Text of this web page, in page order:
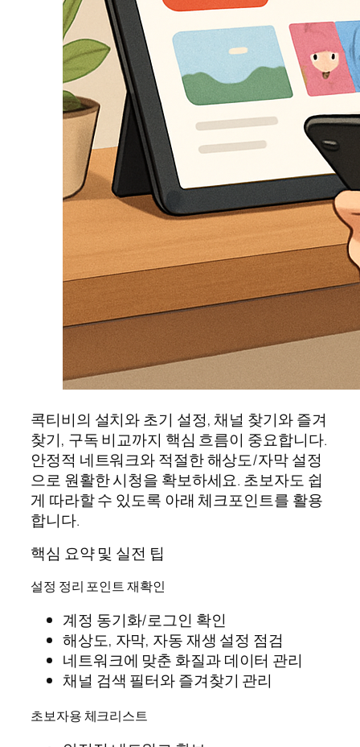
콕티비의 설치와 초기 설정, 채널 찾기와 즐겨
찾기, 구독 비교까지 핵심 흐름이 중요합니다.
안정적 네트워크와 적절한 해상도/자막 설정
으로 원활한 시청을 확보하세요. 초보자도 쉽
게 따라할 수 있도록 아래 체크포인트를 활용
합니다.
핵심 요약 및 실전 팁
설정 정리 포인트 재확인
계정 동기화/로그인 확인
해상도, 자막, 자동 재생 설정 점검
네트워크에 맞춘 화질과 데이터 관리
채널 검색 필터와 즐겨찾기 관리
초보자용 체크리스트